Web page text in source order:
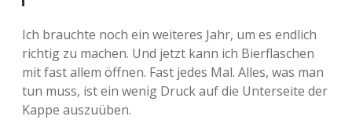
Ich brauchte noch ein weiteres Jahr, um es endlich
richtig zu machen. Und jetzt kann ich Bierflaschen
mit fast allem öffnen. Fast jedes Mal. Alles, was man
tun muss, ist ein wenig Druck auf die Unterseite der
Kappe auszuüben.